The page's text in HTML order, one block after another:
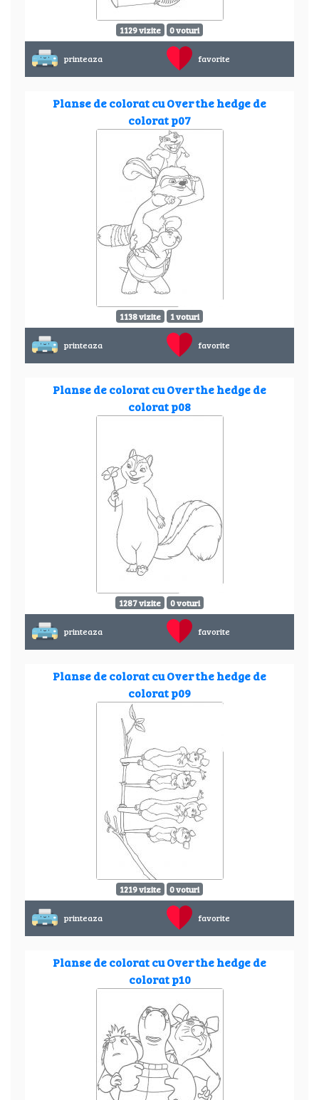
1129 vizite 0 voturi
printeaza favorite
Planse de colorat cu Over the hedge de
colorat p07
1138 vizite 1 voturi
printeaza favorite
Planse de colorat cu Over the hedge de
colorat p08
1287 vizite 0 voturi
printeaza favorite
Planse de colorat cu Over the hedge de
colorat p09
1219 vizite 0 voturi
printeaza favorite
Planse de colorat cu Over the hedge de
colorat p10